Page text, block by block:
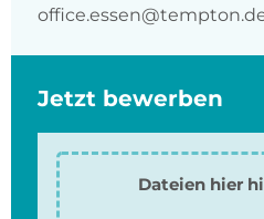
Jetzt bewerben
Dateien hier